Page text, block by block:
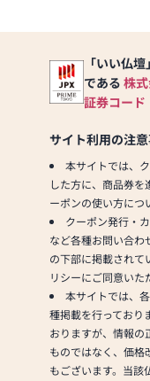
「いい仏壇
である 株
証券コード
サイト利用の注
本サイトでは、
した方に、商品券を
ーポンの使い方につ
クーポン発行・
など各種お問い合わ
の下部に掲載されて
リシーにご同意いた
本サイトでは、
種掲載を行っており
おりますが、情報の
ものではなく、価格
もございます。当該